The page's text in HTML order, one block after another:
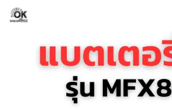
Skipแบตเตอรี่รถยนต์หมด โทร. 089-326-2221